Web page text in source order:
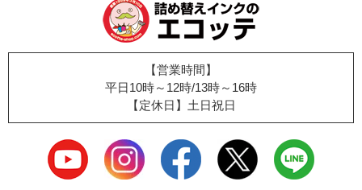
【営業時間】
平日10時～12時/13時～16時
【定休日】土日祝日